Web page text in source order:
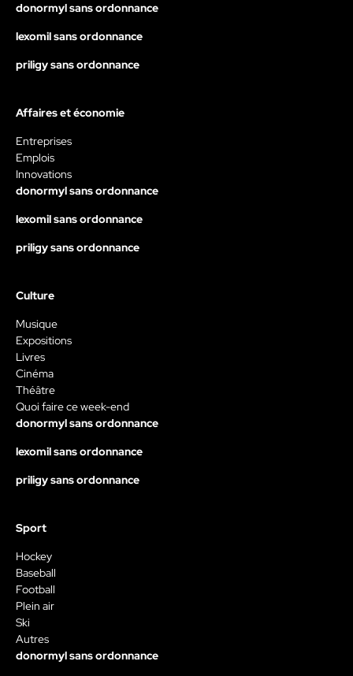
donormyl sans ordonnance
lexomil sans ordonnance
priligy sans ordonnance
Affaires et économie
Entreprises
Emplois
Innovations
donormyl sans ordonnance
lexomil sans ordonnance
priligy sans ordonnance
Culture
Musique
Expositions
Livres
Cinéma
Théâtre
Quoi faire ce week-end
donormyl sans ordonnance
lexomil sans ordonnance
priligy sans ordonnance
Sport
Hockey
Baseball
Football
Plein air
Ski
Autres
donormyl sans ordonnance